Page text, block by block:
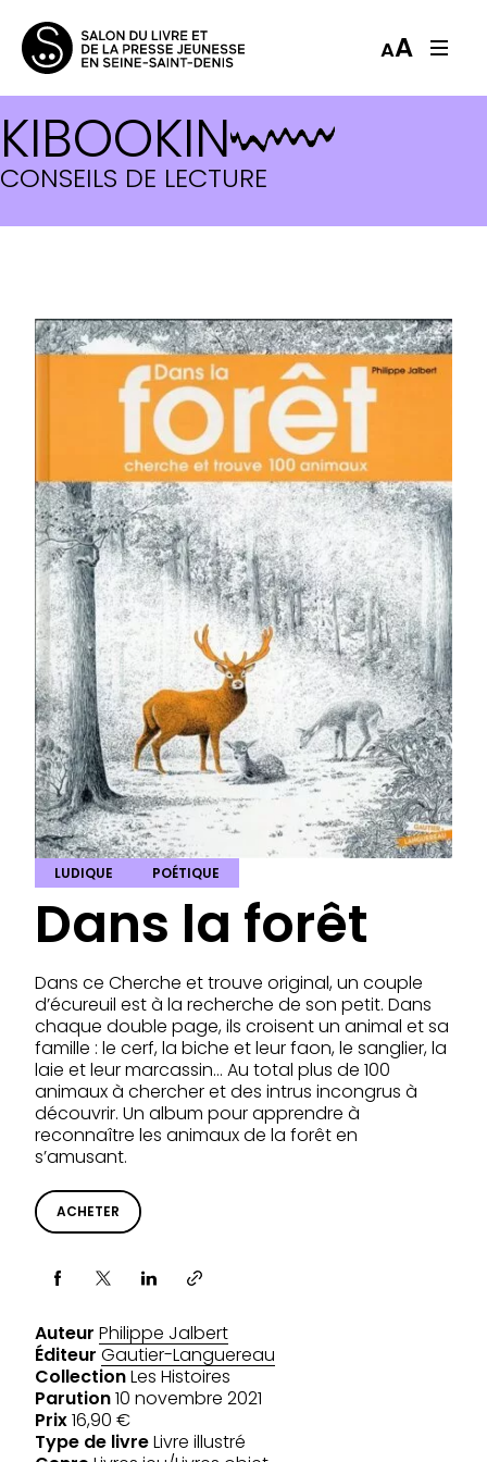
AA
KIBOOKIN
CONSEILS DE LECTURE
LUDIQUE POÉTIQUE
Dans la forêt
Dans ce Cherche et trouve original, un couple
d’écureuil est à la recherche de son petit. Dans
chaque double page, ils croisent un animal et sa
famille : le cerf, la biche et leur faon, le sanglier, la
laie et leur marcassin… Au total plus de 100
animaux à chercher et des intrus incongrus à
découvrir. Un album pour apprendre à
reconnaître les animaux de la forêt en
s’amusant.
ACHETER
Partager via
Auteur Philippe Jalbert
Éditeur Gautier-Languereau
CollectionLes Histoires
Parution10 novembre 2021
Prix16,90 €
Type de livreLivre illustré